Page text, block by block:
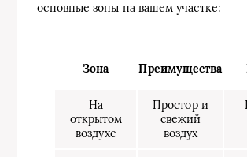
основные зоны на вашем участке:
Зона Преимущества
На
открытом
воздухе
Простор и
свежий
воздух